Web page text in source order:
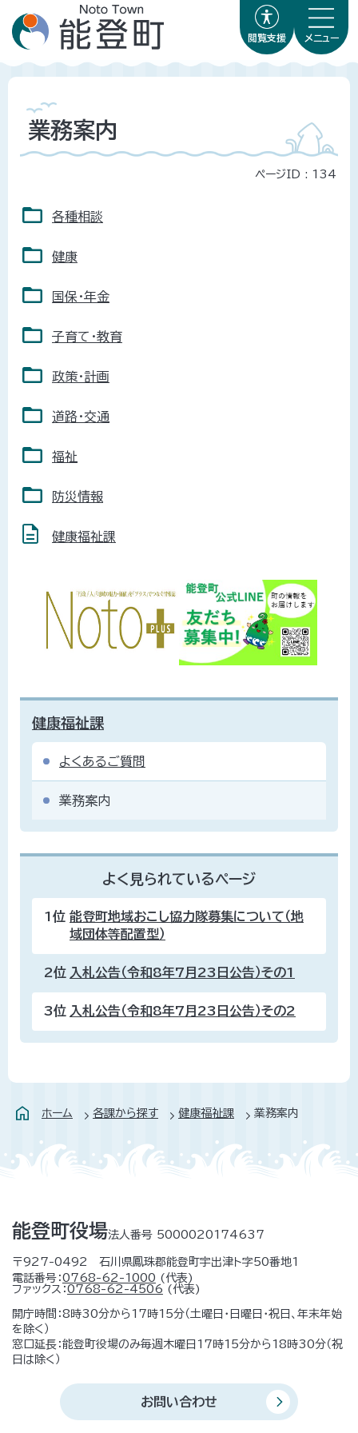
閲覧支援 メニュー
業務案内
ページID : 134
各種相談
健康
国保・年金
子育て・教育
政策・計画
道路・交通
福祉
防災情報
健康福祉課
健康福祉課
よくあるご質問
業務案内
よく見られているページ
1位 能登町地域おこし協力隊募集について（地
域団体等配置型）
2位 入札公告（令和8年7月23日公告）その1
3位 入札公告（令和8年7月23日公告）その2
ホーム 各課から探す 健康福祉課 業務案内
能登町役場法人番号 5000020174637
〒927-0492 石川県鳳珠郡能登町宇出津ト字50番地1
電話番号：0768-62-1000 (代表)
ファックス：0768-62-4506 (代表)
開庁時間：8時30分から17時15分（土曜日・日曜日・祝日、年末年始
を除く）
窓口延長：能登町役場のみ毎週木曜日17時15分から18時30分（祝
日は除く）
お問い合わせ